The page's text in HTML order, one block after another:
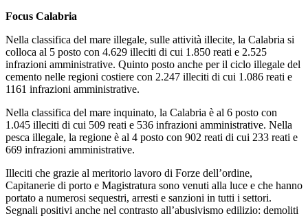
Focus Calabria
Nella classifica del mare illegale, sulle attività illecite, la Calabria si
colloca al 5 posto con 4.629 illeciti di cui 1.850 reati e 2.525
infrazioni amministrative. Quinto posto anche per il ciclo illegale del
cemento nelle regioni costiere con 2.247 illeciti di cui 1.086 reati e
1161 infrazioni amministrative.
Nella classifica del mare inquinato, la Calabria è al 6 posto con
1.045 illeciti di cui 509 reati e 536 infrazioni amministrative. Nella
pesca illegale, la regione è al 4 posto con 902 reati di cui 233 reati e
669 infrazioni amministrative.
Illeciti che grazie al meritorio lavoro di Forze dell’ordine,
Capitanerie di porto e Magistratura sono venuti alla luce e che hanno
portato a numerosi sequestri, arresti e sanzioni in tutti i settori.
Segnali positivi anche nel contrasto all’abusivismo edilizio: demoliti